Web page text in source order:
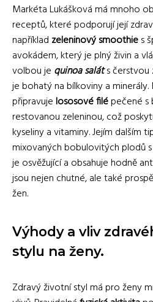
Markéta Lukášková má mnoho
receptů, které podporují její
například zeleninový smoothies
avokádem, který je plný živin a
volbou je quinoa saláts čerstvou
je bohatý na bílkoviny a
připravujelososové filépečené s
restovanou zeleninou, což
kyseliny a vitaminy. Jejím dalším
mixovaných bobulovitých plodů
je osvěžující a obsahuje hodně
jsou nejen chutné, ale také
žen.
Výhody a vliv
stylu na ženy.
Zdravý životní styl má pro ženy